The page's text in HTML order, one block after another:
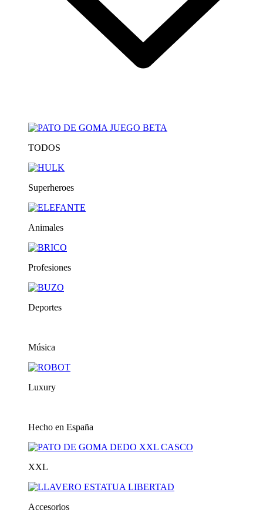
TODOS
Superheroes
Animales
Profesiones
Deportes
Música
Luxury
Hecho en España
XXL
Accesorios